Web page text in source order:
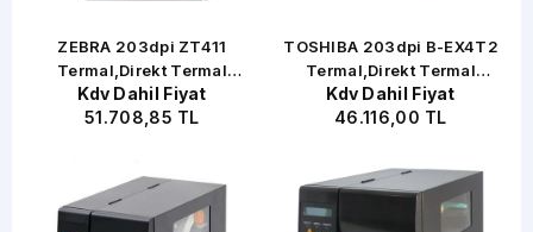
ZEBRA 203dpi ZT411
Termal,Direkt Termal
USB,Seri,Ethernet Barkod
Yazıcı Endüstriyel
Kdv Dahil Fiyat
51.708,85 TL
TOSHIBA 203dpi B-EX4T2
Termal,Direkt Termal
USB,Ethernet Barkod Yazıcı
Outlet Kutu Açık Endüstriyel
Kdv Dahil Fiyat
46.116,00 TL